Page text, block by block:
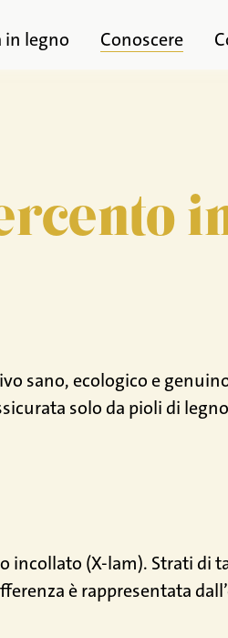
in legno Conoscere
sano, ecologico e
solo da pioli di
incollato (X-lam). Strati di
è rappresentata